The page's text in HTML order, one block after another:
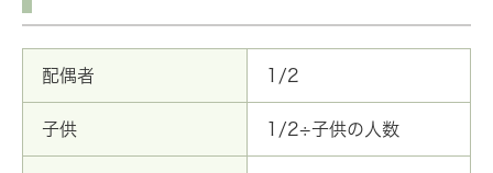
配偶者 1/2
子供 1/2÷子供の人数